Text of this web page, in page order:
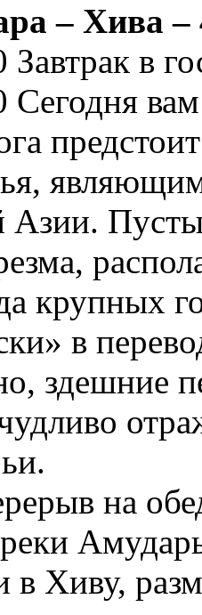
– Хива –
в
Азии.
крупных
в
здешние
на
Хиву,